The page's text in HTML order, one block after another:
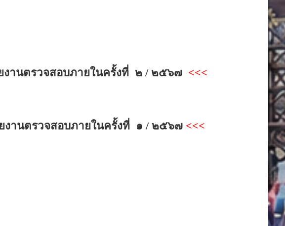
งานตรวจสอบภายในครั้งที่ ๒ / ๒๕๖๗ <<<
งานตรวจสอบภายในครั้งที่ ๑ / ๒๕๖๗ <<<